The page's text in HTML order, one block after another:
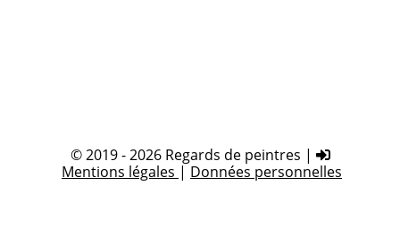
© 2019 - 2026 Regards de peintres |
Mentions légales | Données personnelles